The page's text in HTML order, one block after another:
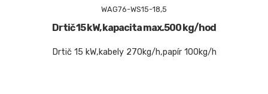
WAG76-WS15-18,5
Drtič 15 kW, kapacita max.500 kg/hod
Drtič 15 kW,kabely 270kg/h,papír 100kg/h